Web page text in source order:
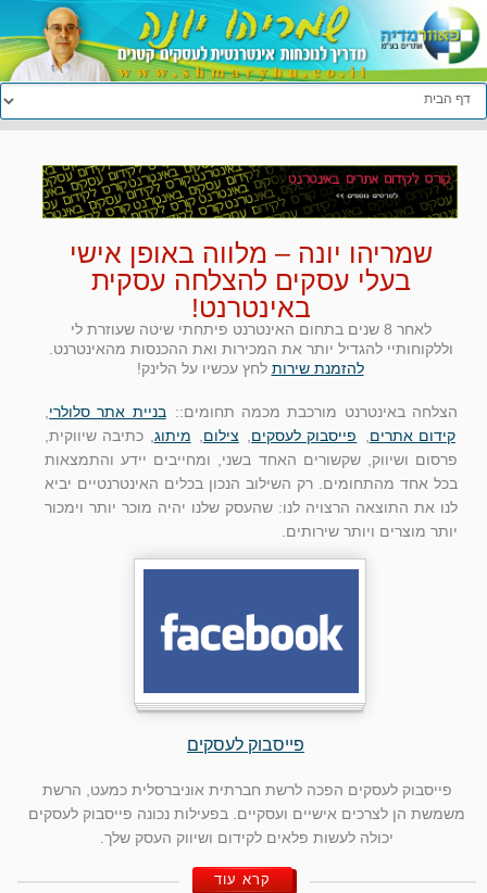
עבור אל:
שמריהו יונה – מלווה באופן אישי
בעלי עסקים להצלחה עסקית
באינטרנט!
לאחר 8 שנים בתחום האינטרנט פיתחתי שיטה שעוזרת לי
וללקוחותיי להגדיל יותר את המכירות ואת ההכנסות מהאינטרנט.
להזמנת שירות לחץ עכשיו על הלינק!
הצלחה באינטרנט מורכבת מכמה תחומים:: בניית אתר סלולרי
קידום אתרים
פייסבוק לעסקים צילום מיתוג , כתיבה שיווקית,
פרסום ושיווק, שקשורים האחד בשני, ומחייבים יידע והתמצאות
בכל אחד מהתחומים. רק השילוב הנכון בכלים האינטרנטיים יביא
לנו את התוצאה הרצויה לנו: שהעסק שלנו יהיה מוכר יותר וימכור
יותר מוצרים ויותר שירותים.
פייסבוק לעסקים
פייסבוק לעסקים הפכה לרשת חברתית אוניברסלית כמעט, הרשת
משמשת הן לצרכים אישיים ועסקיים. בפעילות נכונה פייסבוק לעסקים
יכולה לעשות פלאים לקידום ושיווק העסק שלך.
קרא עוד